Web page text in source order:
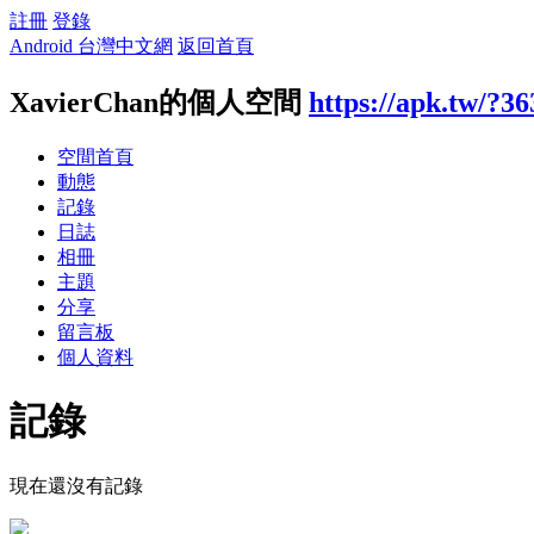
註冊 登錄
Android 台灣中文網 返回首頁
XavierChan的個人空間 https://apk.tw/
空間首頁
動態
記錄
日誌
相冊
主題
分享
留言板
個人資料
記錄
現在還沒有記錄